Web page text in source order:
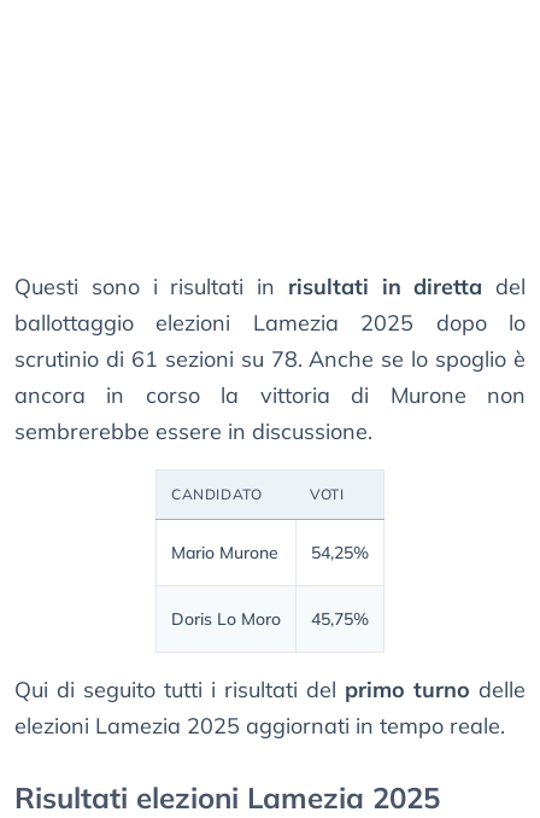
Questi sono i risultati in risultati in diretta del
ballottaggio elezioni Lamezia 2025 dopo lo
scrutinio di 61 sezioni su 78. Anche se lo spoglio è
ancora in corso la vittoria di Murone non
sembrerebbe essere in discussione.
CANDIDATO VOTI
Mario Murone 54,25%
Doris Lo Moro 45,75%
Qui di seguito tutti i risultati del primo turno delle
elezioni Lamezia 2025 aggiornati in tempo reale.
Risultati elezioni Lamezia 2025